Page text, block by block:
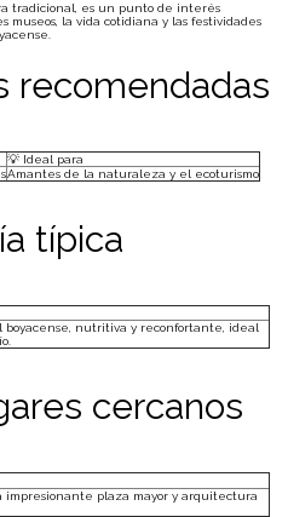
tradicional, es un punto de interés
la vida cotidiana y las festividades
recomendadas
💡 Ideal para
Amantes de la naturaleza y el ecoturismo
típica
boyacense, nutritiva y reconfortante, ideal
cercanos
impresionante plaza mayor y arquitectura